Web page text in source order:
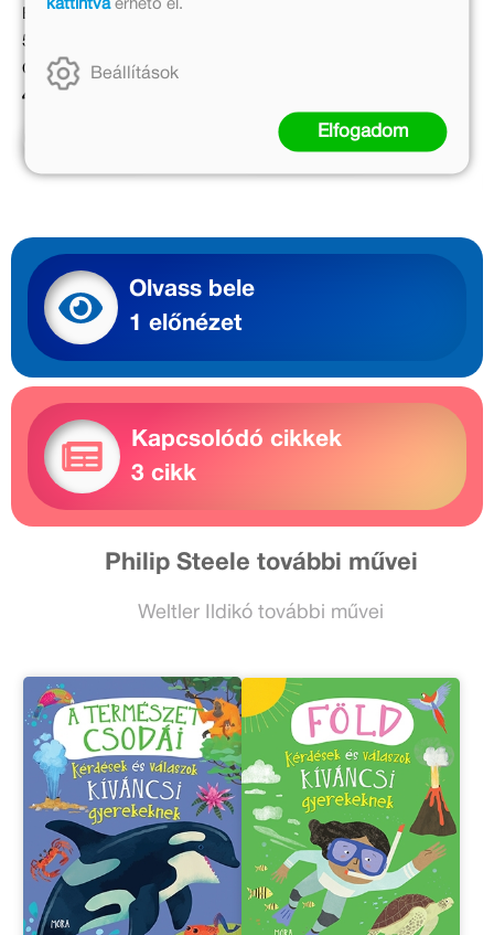
Eredeti ár:
5 999 Ft
Online ár:
4 919 Ft
Kosárba
Olvass bele
1 előnézet
Kapcsolódó cikkek
3 cikk
Philip Steele további művei
Weltler Ildikó további művei
kattintvaérhető el.
Beállítások
Elfogadom